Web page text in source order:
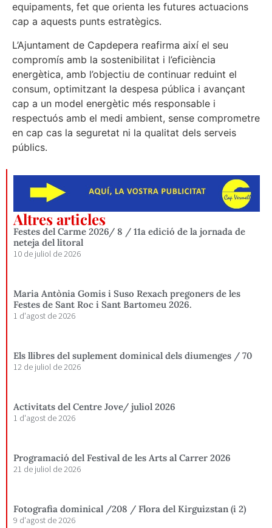
equipaments, fet que orienta les futures actuacions
cap a aquests punts estratègics.
L’Ajuntament de Capdepera reafirma així el seu
compromís amb la sostenibilitat i l’eficiència
energètica, amb l’objectiu de continuar reduint el
consum, optimitzant la despesa pública i avançant
cap a un model energètic més responsable i
respectuós amb el medi ambient, sense comprometre
en cap cas la seguretat ni la qualitat dels serveis
públics.
Altres articles
Festes del Carme 2026/ 8 / 11a edició de la jornada de
neteja del litoral
10 de juliol de 2026
Maria Antònia Gomis i Suso Rexach pregoners de les
Festes de Sant Roc i Sant Bartomeu 2026.
1 d'agost de 2026
Els llibres del suplement dominical dels diumenges / 70
12 de juliol de 2026
Activitats del Centre Jove/ juliol 2026
1 d'agost de 2026
Programació del Festival de les Arts al Carrer 2026
21 de juliol de 2026
Fotografia dominical /208 / Flora del Kirguizstan (i 2)
9 d'agost de 2026